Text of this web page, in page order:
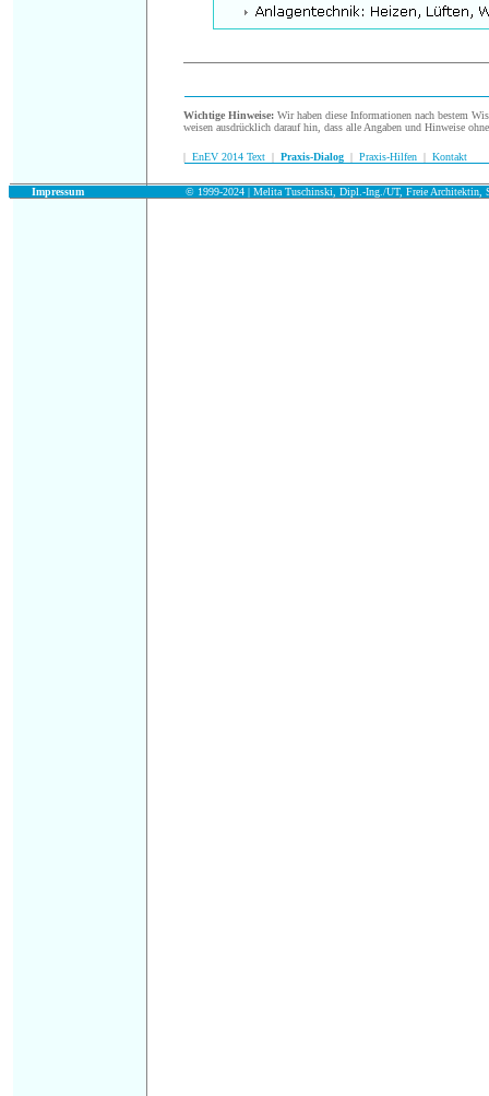
Wichtige Hinweise: Wir haben diese Informationen nach bestem
weisen ausdrücklich darauf hin, dass alle Angaben und Hinweise
| EnEV 2014 Text | Praxis-Dialog | Praxis-Hilfen | Kontakt
Impressum © 1999-2024 | Melita Tuschinski, Dipl.-Ing./UT, Freie Architektin,